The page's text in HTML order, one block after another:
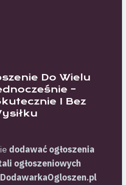
Do Wielu
–
I Bez
dodawać ogłoszenia
ogłoszeniowych
DodawarkaOgloszen.pl